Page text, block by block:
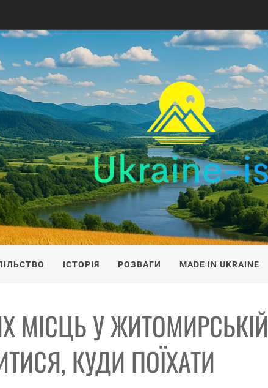
IS
ІСТОРІЯ РОЗВАГИ MADE IN UKRAINE
МІСЦЬ У ЖИТОМИРСЬКІЙ
КУДИ ПОЇХАТИ